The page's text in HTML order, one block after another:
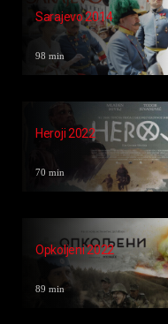
Sarajevo 2014
98 min
Heroji 2022
70 min
Opkoljeni 2022
89 min